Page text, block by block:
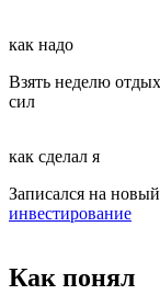
как надо
Взять неделю
сил
как сделал я
Записался на
инвестирование
Как понял